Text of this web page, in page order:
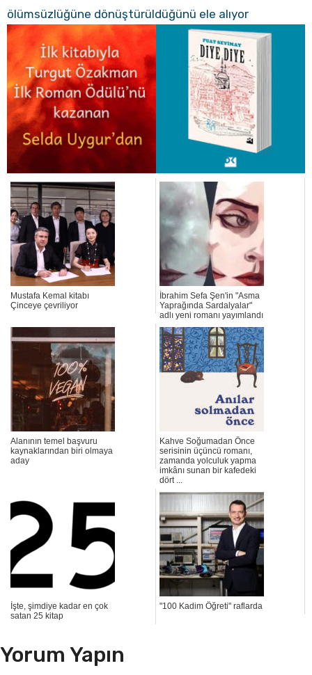
ölümsüzlüğüne dönüştürüldüğünü ele alıyor
Mustafa Kemal kitabı
Çinceye çevriliyor
İbrahim Sefa Şen'in "Asma
Yaprağında Sardalyalar"
adlı yeni romanı yayımlandı
Alanının temel başvuru
kaynaklarından biri olmaya
aday
Kahve Soğumadan Önce
serisinin üçüncü romanı,
zamanda yolculuk yapma
imkânı sunan bir kafedeki
dört ...
İşte, şimdiye kadar en çok
satan 25 kitap
"100 Kadim Öğreti" raflarda
Yorum Yapın